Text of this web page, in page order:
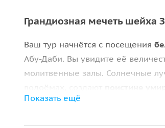
Грандиозная мечеть шейха
Ваш тур начнётся с посещения
Абу-Даби. Вы увидите её
молитвенные залы. Солнечные
Показать ещё